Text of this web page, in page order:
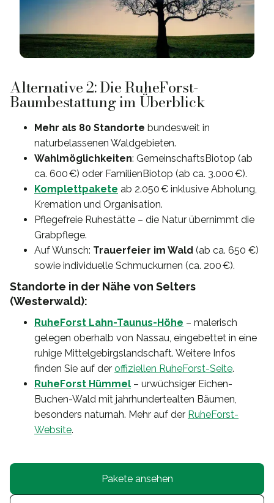
Alternative 2: Die RuheForst-
Baumbestattung im Überblick
Mehr als 80 Standorte bundesweit in
naturbelassenen Waldgebieten.
Wahlmöglichkeiten: GemeinschaftsBiotop (ab
ca. 600 €) oder FamilienBiotop (ab ca. 3.000 €).
Komplettpakete ab 2.050 € inklusive Abholung,
Kremation und Organisation.
Pflegefreie Ruhestätte – die Natur übernimmt die
Grabpflege.
Auf Wunsch: Trauerfeier im Wald (ab ca. 650 €)
sowie individuelle Schmuckurnen (ca. 200 €).
Standorte in der Nähe von Selters
(Westerwald):
RuheForst Lahn-Taunus-Höhe – malerisch
gelegen oberhalb von Nassau, eingebettet in eine
ruhige Mittelgebirgslandschaft. Weitere Infos
finden Sie auf der offiziellen RuheForst-Seite.
RuheForst Hümmel – urwüchsiger Eichen-
Buchen-Wald mit jahrhundertealten Bäumen,
besonders naturnah. Mehr auf der RuheForst-
Website.
Pakete ansehen